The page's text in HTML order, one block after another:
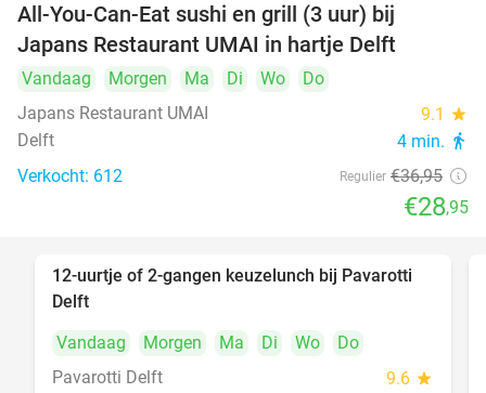
All-You-Can-Eat sushi en grill (3 uur) bij
Japans Restaurant UMAI in hartje Delft
Vandaag Morgen Ma Di Wo
Do
Japans Restaurant UMAI
9.1 star
Delft 4 min. directions_walk
Verkocht: 612 Regulier €36,95
€28,95
31%
12-uurtje of 2-gangen keuzelunch bij Pavarotti
Delft
Vandaag
Morgen Ma Di Wo
Do
Pavarotti Delft
9.6 star